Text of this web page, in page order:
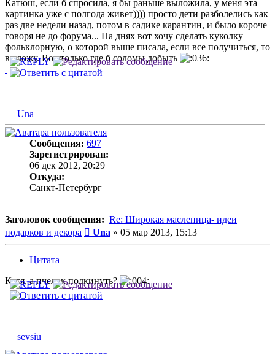
Катюш, если б спросила, я бы раньше выложила, у меня эта
картинка уже с полгода живет)))) просто дети разболелись как
раз две недели назад, потом в садике карантин, и было короче
говоря не до форума... На днях вот хочу сделать куколку
фольклорную, о которой выше писала, если все получиться, то
выложу. Вот только где б соломы добыть
Una
Сообщения: 697
Зарегистрирован:
06 дек 2012, 20:29
Откуда:
Санкт-Петербург
Заголовок сообщения: Re: Широкая масленица- идеи
подарков и декора
Сообщение
Una » 05 мар 2013, 15:13
Цитата
Катя, а пчелок подкинуть?
sevsiu